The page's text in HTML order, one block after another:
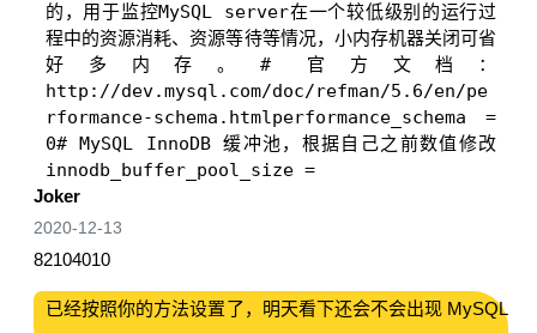
的，用于监控MySQL server在一个较低级别的运行过
程中的资源消耗、资源等待等情况，小内存机器关闭可省
好多内存。# 官方文档：
http://dev.mysql.com/doc/refman/5.6/en/pe
rformance-schema.htmlperformance_schema =
0# MySQL InnoDB 缓冲池，根据自己之前数值修改
innodb_buffer_pool_size =
Joker
2020-12-13
82104010
已经按照你的方法设置了，明天看下还会不会出现 MySQL